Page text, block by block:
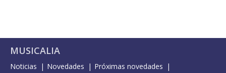
MUSICALIA
Noticias Novedades
Próximas novedades